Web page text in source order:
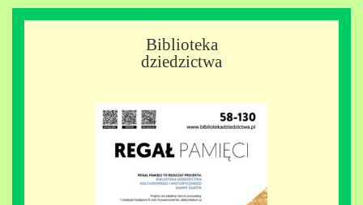
Biblioteka
dziedzictwa